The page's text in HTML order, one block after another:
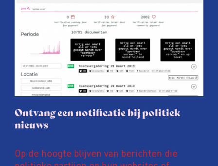
Ontvang een notificatie bij politiek
nieuws
Op de hoogte blijven van berichten die